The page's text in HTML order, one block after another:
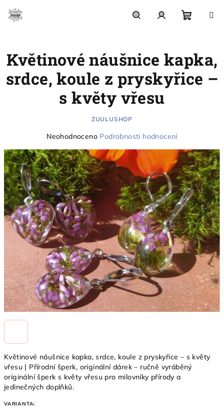
obsah
košík
Květinové náušnice kapka, srdce, koule z pryskyřice – s květy
vřesu | Přírodní šperk, originální dárek – ručně vyráběný
originální šperk s květy vřesu pro milovníky přírody a
jedinečných doplňků.
VARIANTA:
Květinové náušnice kapka,
srdce, koule z pryskyřice –
s květy vřesu
ZUULUSHOP
Průměrné
produktu
je
0,0
z
5
hvězdiček.
Neohodnoceno Podrobnosti hodnocení